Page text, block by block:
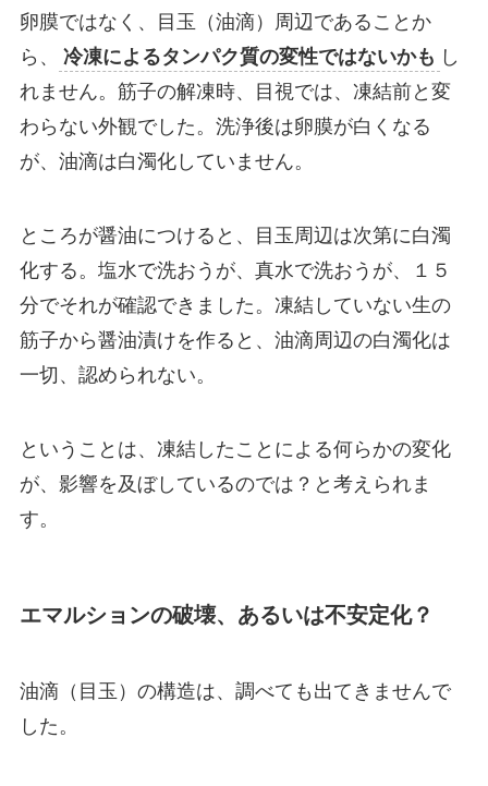
卵膜ではなく、目玉（油滴）周辺であることか
ら、
冷凍によるタンパク質の変性ではないかも し
れません。筋子の解凍時、目視では、凍結前と変
わらない外観でした。洗浄後は卵膜が白くなる
が、油滴は白濁化していません。
ところが醤油につけると、目玉周辺は次第に白濁
化する。塩水で洗おうが、真水で洗おうが、１５
分でそれが確認できました。凍結していない生の
筋子から醤油漬けを作ると、油滴周辺の白濁化は
一切、認められない。
ということは、 凍結したことによる何らかの変化
が、影響を及ぼしているのでは？ と考えられま
す。
エマルションの破壊、あるいは不安定化？
油滴（目玉）の構造は、調べても出てきませんで
した。